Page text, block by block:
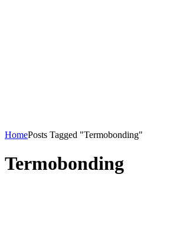
HomePosts Tagged "Termobonding"
Termobonding